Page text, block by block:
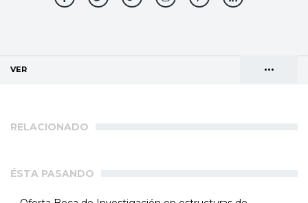
•••
VER
RELACIONADO
ÉSTA PASANDO